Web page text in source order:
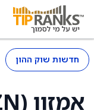
חדשות שוק ההון